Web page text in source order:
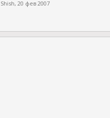
Shish, 20 фев 2007